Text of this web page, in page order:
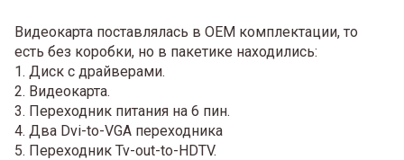
Видеокарта поставлялась в OEM комплектации, то
есть без коробки, но в пакетике находились:
1. Диск с драйверами.
2. Видеокарта.
3. Переходник питания на 6 пин.
4. Два Dvi-to-VGA переходника
5. Переходник Tv-out-to-HDTV.